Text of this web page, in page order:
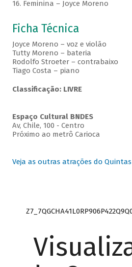
16. Feminina – Joyce Moreno
Ficha Técnica
Joyce Moreno – voz e violão
Tutty Moreno – bateria
Rodolfo Stroeter – contrabaixo
Tiago Costa – piano
Classificação: LIVRE
Espaço Cultural BNDES
Av, Chile, 100 - Centro
Próximo ao metrô Carioca
Veja as outras atrações do Quintas